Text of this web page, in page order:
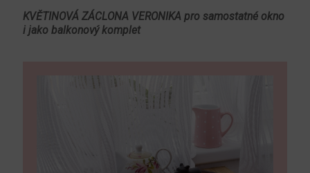
KVĚTINOVÁ ZÁCLONA VERONIKA pro samostatné okno
i jako balkonový komplet